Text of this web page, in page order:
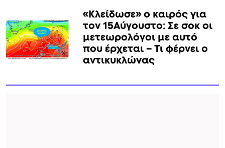
«Κλείδωσε» ο καιρός για
τον 15Αύγουστο: Σε σοκ οι
μετεωρολόγοι με αυτό
που έρχεται – Τι φέρνει ο
αντικυκλώνας